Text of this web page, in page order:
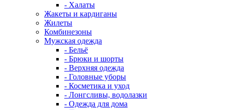
- Халаты
Жакеты и кардиганы
Жилеты
Комбинезоны
Мужская одежда
- Бельё
- Брюки и шорты
- Верхняя одежда
- Головные уборы
- Косметика и уход
- Лонгсливы, водолазки
- Одежда для дома